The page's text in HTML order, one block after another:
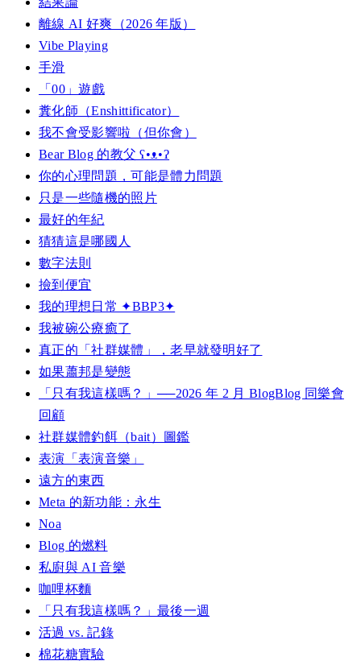
離線 AI 好爽（2026 年版）
Vibe Playing
手滑
「00」遊戲
糞化師（Enshittificator）
我不會受影響啦（但你會）
Bear Blog 的教父 ʕ•ᴥ•ʔ
你的心理問題，可能是體力問題
只是一些隨機的照片
最好的年紀
猜猜這是哪國人
數字法則
撿到便宜
我的理想日常 ✦BBP3✦
我被碗公療癒了
真正的「社群媒體」，老早就發明好了
如果蕭邦是變態
「只有我這樣嗎？」──2026 年 2 月 BlogBlog 同樂會
回顧
社群媒體釣餌（bait）圖鑑
表演「表演音樂」
遠方的東西
Meta 的新功能：永生
Noa
Blog 的燃料
私廚與 AI 音樂
咖哩杯麵
「只有我這樣嗎？」最後一週
活過 vs. 記錄
棉花糖實驗